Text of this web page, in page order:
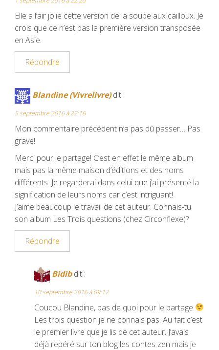
Elle a l’air jolie cette version de la soupe aux cailloux. Je
crois que ce n’est pas la première version transposée
en Asie.
Répondre
Blandine (Vivrelivre) dit :
5 septembre 2016 à 22:16
Mon commentaire précédent n’a pas dû passer… Pas
grave!
Merci pour le partage! C’est en effet le même album
mais pas la même maison d’éditions et des noms
différents. Je regarderai dans celui que j’ai présenté la
signification de leurs noms car c’est intriguant!
J’aime beaucoup le travail de cet auteur. Connais-tu
son album Les Trois questions (chez Circonflexe)?
Répondre
Bidib dit :
10 septembre 2016 à 09:17
Coucou Blandine, pas de quoi pour le partage
Les trois question je ne connais pas. Au fait c’est
le premier livre que je lis de cet auteur. J’avais
déjà repéré sur ton blog les contes zen mais je